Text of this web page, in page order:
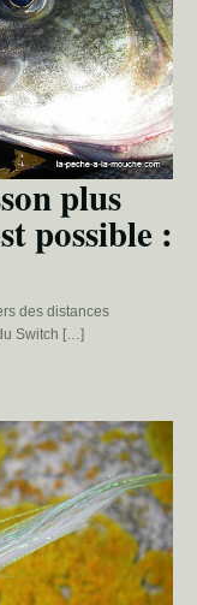
plus
possible :
des distances
Switch […]